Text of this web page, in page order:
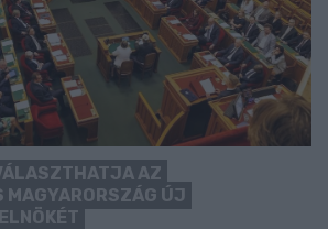
AZ
MAGYARORSZÁG ÚJ